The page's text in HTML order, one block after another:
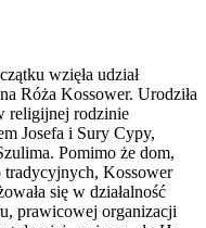
wzięła udział
Róża Kossower. Urodziła
religijnej rodzinie
Josefa i Sury Cypy,
Pomimo że dom,
tradycyjnych, Kossower
się w działalność
prawicowej organizacji